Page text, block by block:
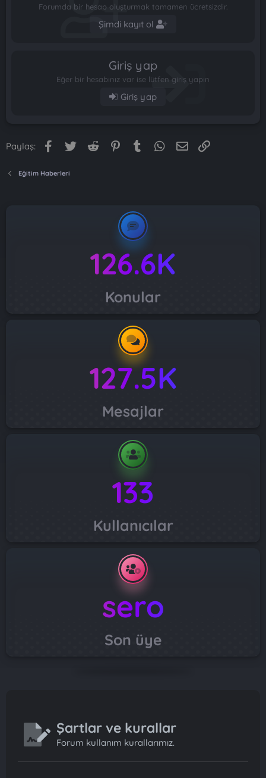
Forumda bir hesap oluşturmak tamamen ücretsizdir.
Şimdi kayıt ol
Giriş yap
Eğer bir hesabınız var ise lütfen giriş yapın
Giriş yap
Paylaş: Facebook
Twitter Reddit PinterestTumblr WhatsApp
E-posta
Eğitim Haberleri
126.6K
Konular
127.5K
Mesajlar
133
Kullanıcılar
sero
Son üye
Şartlar ve kurallar
Forum kullanım kurallarımız.